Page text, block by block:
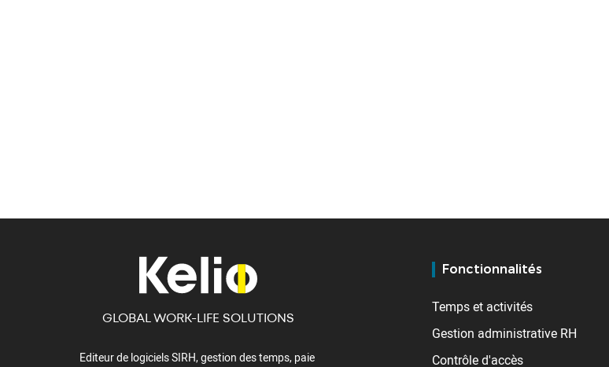
Fonctionnalités
Temps et activités
Gestion administrative RH
Contrôle d'accès
GLOBAL WORK-LIFE SOLUTIONS
Editeur de logiciels SIRH, gestion des temps, paie